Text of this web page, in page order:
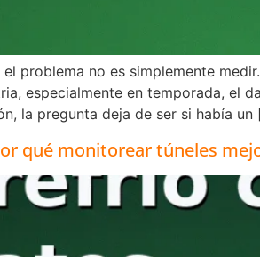
el problema no es simplemente
especialmente en temporada, el
la pregunta deja de ser si había un
qué monitorear túneles